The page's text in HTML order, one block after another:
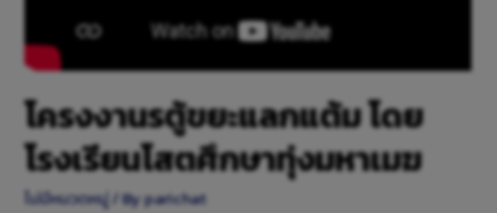
โครงงานรตู้ขยะแลกแต้ม โดย
โรงเรียนโสตศึกษาทุ่งมหาเมฆ
ไม่มีหมวดหมู่/ Byparichat